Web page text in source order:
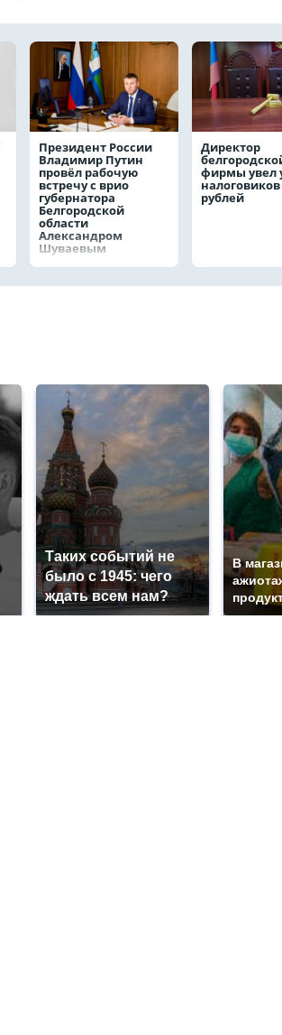
Президент России
Владимир Путин
провёл рабочую
встречу с врио
губернатора
Белгородской
области
Александром
Шуваевым
Директор
фирмы увел
рублей
Таких событий не
было с 1945: чего
ждать всем нам?
В